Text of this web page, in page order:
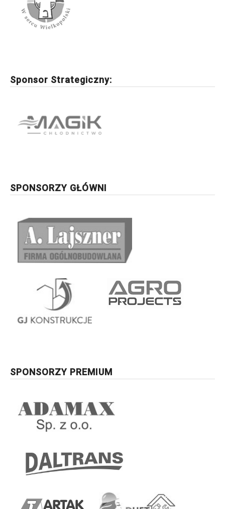
Sponsor Strategiczny:
SPONSORZY GŁÓWNI
SPONSORZY PREMIUM